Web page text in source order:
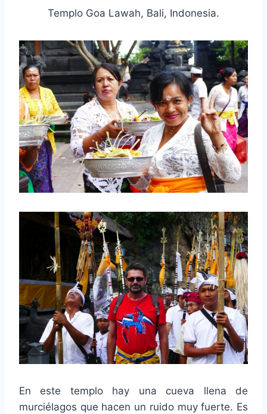
Templo Goa Lawah, Bali, Indonesia.
En este templo hay una cueva llena de
murciélagos que hacen un ruido muy fuerte. Es